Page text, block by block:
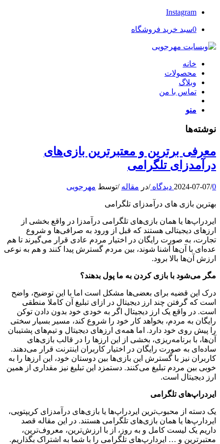
Instagram
0سبد خرید فروشگاه
خانه
محصولات
وبلاگ
تماس با من
منو
نوشته‌ها
معرفی برترین و معتبرترین بازی‌های
درآمدزای تلگرامی
2024-07-07/0 دیدگاه /در مقاله /توسط مهرجویی
بهترین بازی های درآمدزای تلگرامی
ایردراپ‌ها یا همان بازی‌های تلگرامی درآمدزا در واقع بخشی از
ارزهای دیجیتالی هستند که قبل از ورود به صرافی‌ها و شروع
تجارت، به صورت رایگان در اختیار مردم عادی قرار می‌گیرند تا هم
عده‌ای با آن‌ها آشنا شوند، بین مردم گسترش پیدا کنند و هم به نوعی
ارزش آن‌ها بالا برود.
مگر می‌شود با بازی کردن به ما پول بدهند؟
درک این قضیه برای بعضی‌ها مشکل است اما با این توضیح، واضح
است که گرفتن چند ارز دیجیتال در ازای تبلیغ آن کاملا منطقی
است. در واقع یک ارز دیجیتال اگر به خودی خود بدون دادن توکن
رایگان به مردم، بخواهد کار خود را شروع کند، مسیر بسیار سختی
را پیش روی خود دارد. اما همه‌ی ارزهای دیجیتال و تیم‌های پشتیبان
آن‌ها، با برنامه‌ریزی، بخشی از این ارزها را در قالب بازی‌های
ساده‌ای به صورت رایگان در اختیار کاربران اینترنت قرار می‌دهند.
کاربران نیز با گسترش این بازی‌ها بین دوستان خود، این ارزها را به
خوبی بین مردم تبلیغ می‌کنند. دستمزد این تبلیغ نیز مقداری از همین
ارز دیجیتال است.
ایردراپ‌های تلگرامی
یک دسته از محبوب‌ترین ایردراپ‌ها یا بازی‌های درآمدزای کریپتویی،
ایردارپ‌ها یا همان بازی‌های تلگرامی هستند. در این مقاله قصد
داریم یک لیست کامل و به روز، از با ارزش‌ترین، معروف‌ترین،
معتبرترین و … ایردارپ‌های تلگرامی را با شما به اشتراک بگذاریم.